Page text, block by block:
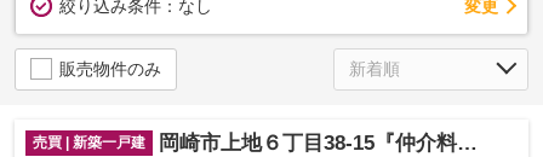
絞り込み条件： なし 変更
販売物件のみ
売買 | 新築一戸建 岡崎市上地６丁目38-15『仲介料無料』新築戸建て